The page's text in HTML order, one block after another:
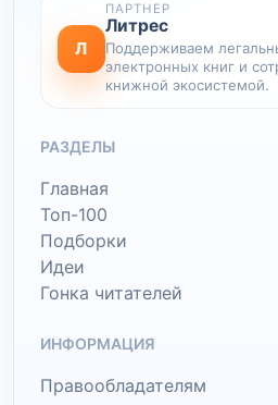
Л
ПАРТНЕР
Литрес
Поддерживаем
электронных книг и
книжной экосистемой.
РАЗДЕЛЫ
Главная
Топ-100
Подборки
Идеи
Гонка читателей
ИНФОРМАЦИЯ
Правообладателям